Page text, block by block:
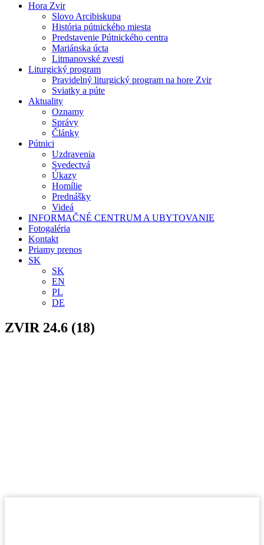
Hora Zvir
Slovo Arcibiskupa
História pútnického miesta
Predstavenie Pútnického centra
Mariánska úcta
Litmanovské zvesti
Liturgický program
Pravidelný liturgický program na hore Zvir
Sviatky a púte
Aktuality
Oznamy
Správy
Články
Pútnici
Uzdravenia
Svedectvá
Úkazy
Homílie
Prednášky
Videá
INFORMAČNÉ CENTRUM A UBYTOVANIE
Fotogaléria
Kontakt
Priamy prenos
SK
SK
EN
PL
DE
ZVIR 24.6 (18)